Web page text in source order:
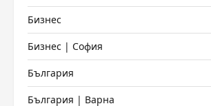
Бизнес
Бизнес | София
България
България | Варна